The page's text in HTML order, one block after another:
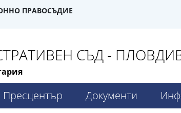
ПРАВОСЪДИЕ
СЪД -
Пресцентър Документи